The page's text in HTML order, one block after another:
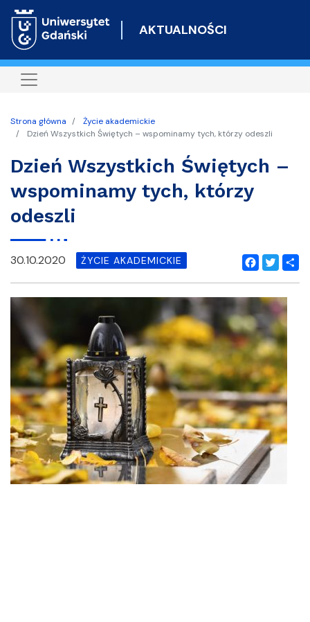
do
AKTUALNOŚCI
Strona główna
Życie akademickie
Dzień Wszystkich Świętych – wspominamy tych, którzy odeszli
Dzień Wszystkich Świętych –
wspominamy tych, którzy
odeszli
Facebook
Twitter
30.10.2020 ŻYCIE AKADEMICKIE